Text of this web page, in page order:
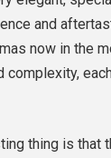
and
now in the
complexity,
thing is that